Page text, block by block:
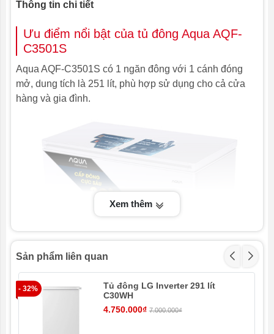
Thông tin chi tiết
Ưu điểm nổi bật của tủ đông Aqua AQF-
C3501S
Aqua AQF-C3501S có 1 ngăn đông với 1 cánh đóng
mở, dung tích là 251 lít, phù hợp sử dụng cho cả cửa
hàng và gia đình.
Tủ đông Aqua AQF-C3501S trang bị dàn lạnh ống đồng
Xem thêm
Sản phẩm liên quan
- 32%
Tủ đông LG Inverter 291 lít
C30WH
4.750.000₫ 7.000.000₫